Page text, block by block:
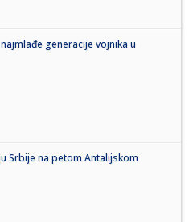
generacije vojnika u
Srbije na petom Antalijskom